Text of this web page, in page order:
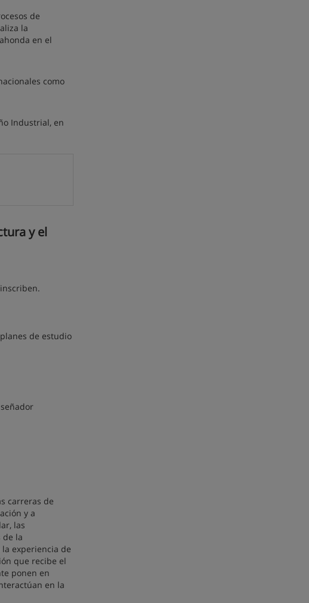
de
la
en el
como
Industrial, en
y el
de estudio
carreras de
y a
las
de la
experiencia de
que recibe el
ponen en
en la